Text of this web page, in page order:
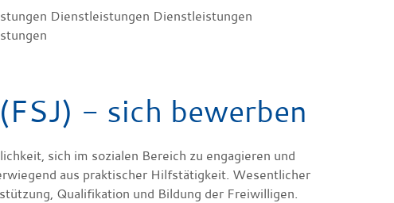
Dienstleistungen Dienstleistungen
- sich bewerben
sich im sozialen Bereich zu engagieren und
aus praktischer Hilfstätigkeit. Wesentlicher
Qualifikation und Bildung der Freiwilligen.